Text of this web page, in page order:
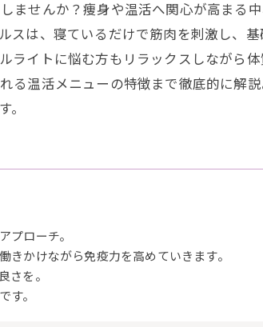
せんか？痩身や温活へ関心が高まる
は、寝ているだけで筋肉を刺激し、
イトに悩む方もリラックスしながら
温活メニューの特徴まで徹底的に解
プローチ。
かけながら免疫力を高めていきます。
さを。
す。